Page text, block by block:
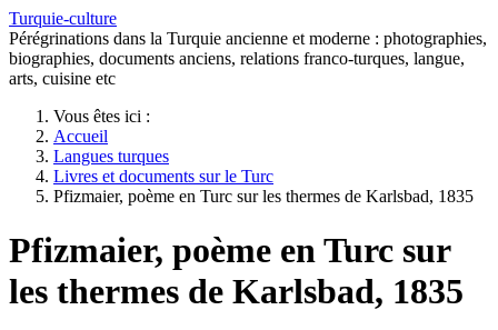
Turquie-culture
Pérégrinations dans la Turquie ancienne et moderne : photographies,
biographies, documents anciens, relations franco-turques, langue,
arts, cuisine etc
Vous êtes ici :
Accueil
Langues turques
Livres et documents sur le Turc
Pfizmaier, poème en Turc sur les thermes de Karlsbad, 1835
Pfizmaier, poème en Turc sur
les thermes de Karlsbad, 1835